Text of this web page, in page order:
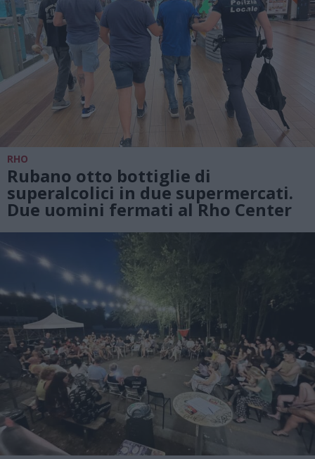
RHO
Rubano otto bottiglie di
superalcolici in due supermercati.
Due uomini fermati al Rho Center